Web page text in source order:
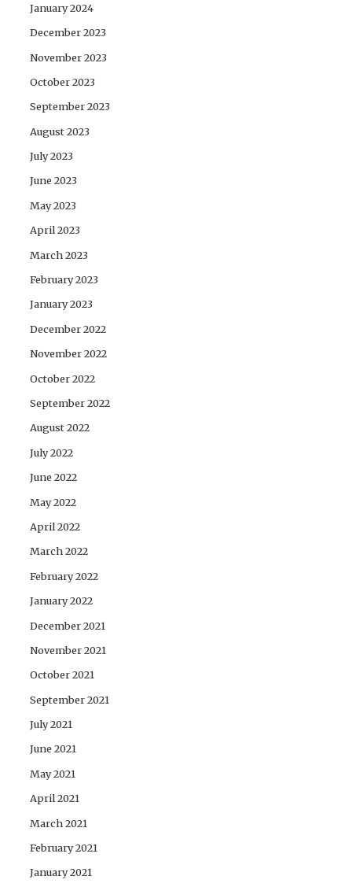
January 2024
December 2023
November 2023
October 2023
September 2023
August 2023
July 2023
June 2023
May 2023
April 2023
March 2023
February 2023
January 2023
December 2022
November 2022
October 2022
September 2022
August 2022
July 2022
June 2022
May 2022
April 2022
March 2022
February 2022
January 2022
December 2021
November 2021
October 2021
September 2021
July 2021
June 2021
May 2021
April 2021
March 2021
February 2021
January 2021